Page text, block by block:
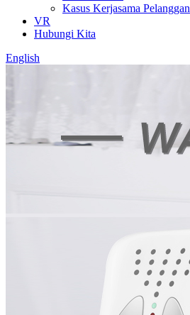
Kasus Kerjasama Pelanggan
VR
Hubungi Kita
English